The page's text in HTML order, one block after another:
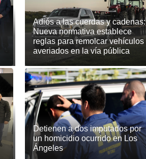
Adiós a las cuerdas y cadenas:
Nueva normativa establece
reglas para remolcar vehículos
averiados en la vía pública
Detienen a dos imputados por
un homicidio ocurrido en Los
Ángeles